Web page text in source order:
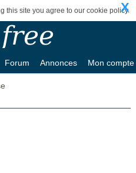
this site you agree to our cookie policy.
X
Forum Annonces Mon compte